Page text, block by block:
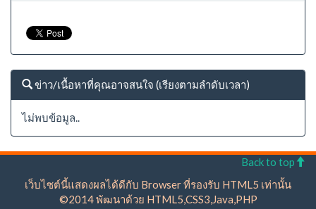
ข่าว/เนื้อหาที่คุณอาจสนใจ (เรียงตามลำดับเวลา)
ไม่พบข้อมูล..
Back to top
เว็บไซต์นี้แสดงผลได้ดีกับ Browser ที่รองรับ HTML5 เท่านั้น
©2014 พัฒนาด้วย HTML5,CSS3,Java,PHP